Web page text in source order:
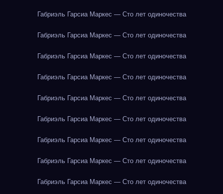
Габриэль Гарсиа Маркес — Сто лет одиночества
Габриэль Гарсиа Маркес — Сто лет одиночества
Габриэль Гарсиа Маркес — Сто лет одиночества
Габриэль Гарсиа Маркес — Сто лет одиночества
Габриэль Гарсиа Маркес — Сто лет одиночества
Габриэль Гарсиа Маркес — Сто лет одиночества
Габриэль Гарсиа Маркес — Сто лет одиночества
Габриэль Гарсиа Маркес — Сто лет одиночества
Габриэль Гарсиа Маркес — Сто лет одиночества